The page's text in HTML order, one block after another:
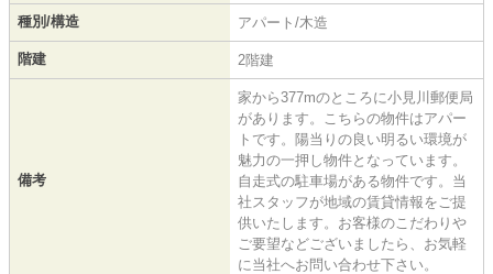
種別/構造 アパート/木造
階建 2階建
備考
家から377mのところに小見川郵便局
があります。こちらの物件はアパー
トです。陽当りの良い明るい環境が
魅力の一押し物件となっています。
自走式の駐車場がある物件です。当
社スタッフが地域の賃貸情報をご提
供いたします。お客様のこだわりや
ご要望などございましたら、お気軽
に当社へお問い合わせ下さい。